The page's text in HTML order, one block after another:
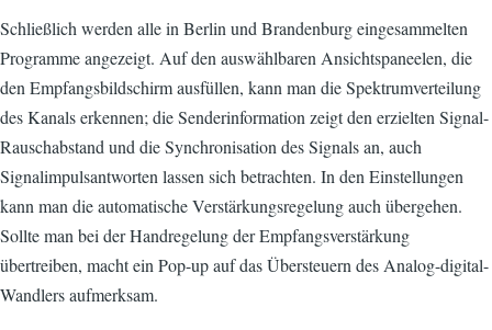
Schließlich werden alle in Berlin und Brandenburg eingesammelten
Programme angezeigt. Auf den auswählbaren Ansichtspaneelen, die
den Empfangsbildschirm ausfüllen, kann man die Spektrumverteilung
des Kanals erkennen; die Senderinformation zeigt den erzielten Signal-
Rauschabstand und die Synchronisation des Signals an, auch
Signalimpulsantworten lassen sich betrachten. In den Einstellungen
kann man die automatische Verstärkungsregelung auch übergehen.
Sollte man bei der Handregelung der Empfangsverstärkung
übertreiben, macht ein Pop-up auf das Übersteuern des Analog-digital-
Wandlers aufmerksam.